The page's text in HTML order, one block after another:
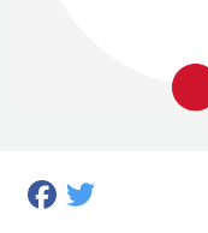
Facebook